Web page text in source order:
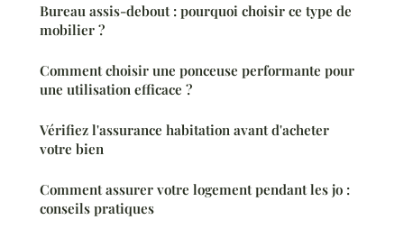
Bureau assis-debout : pourquoi choisir ce type de
mobilier ?
Comment choisir une ponceuse performante pour
une utilisation efficace ?
Vérifiez l'assurance habitation avant d'acheter
votre bien
Comment assurer votre logement pendant les jo :
conseils pratiques